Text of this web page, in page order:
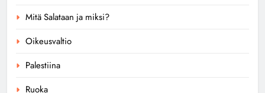
Mitä Salataan ja miksi?
Oikeusvaltio
Palestiina
Ruoka